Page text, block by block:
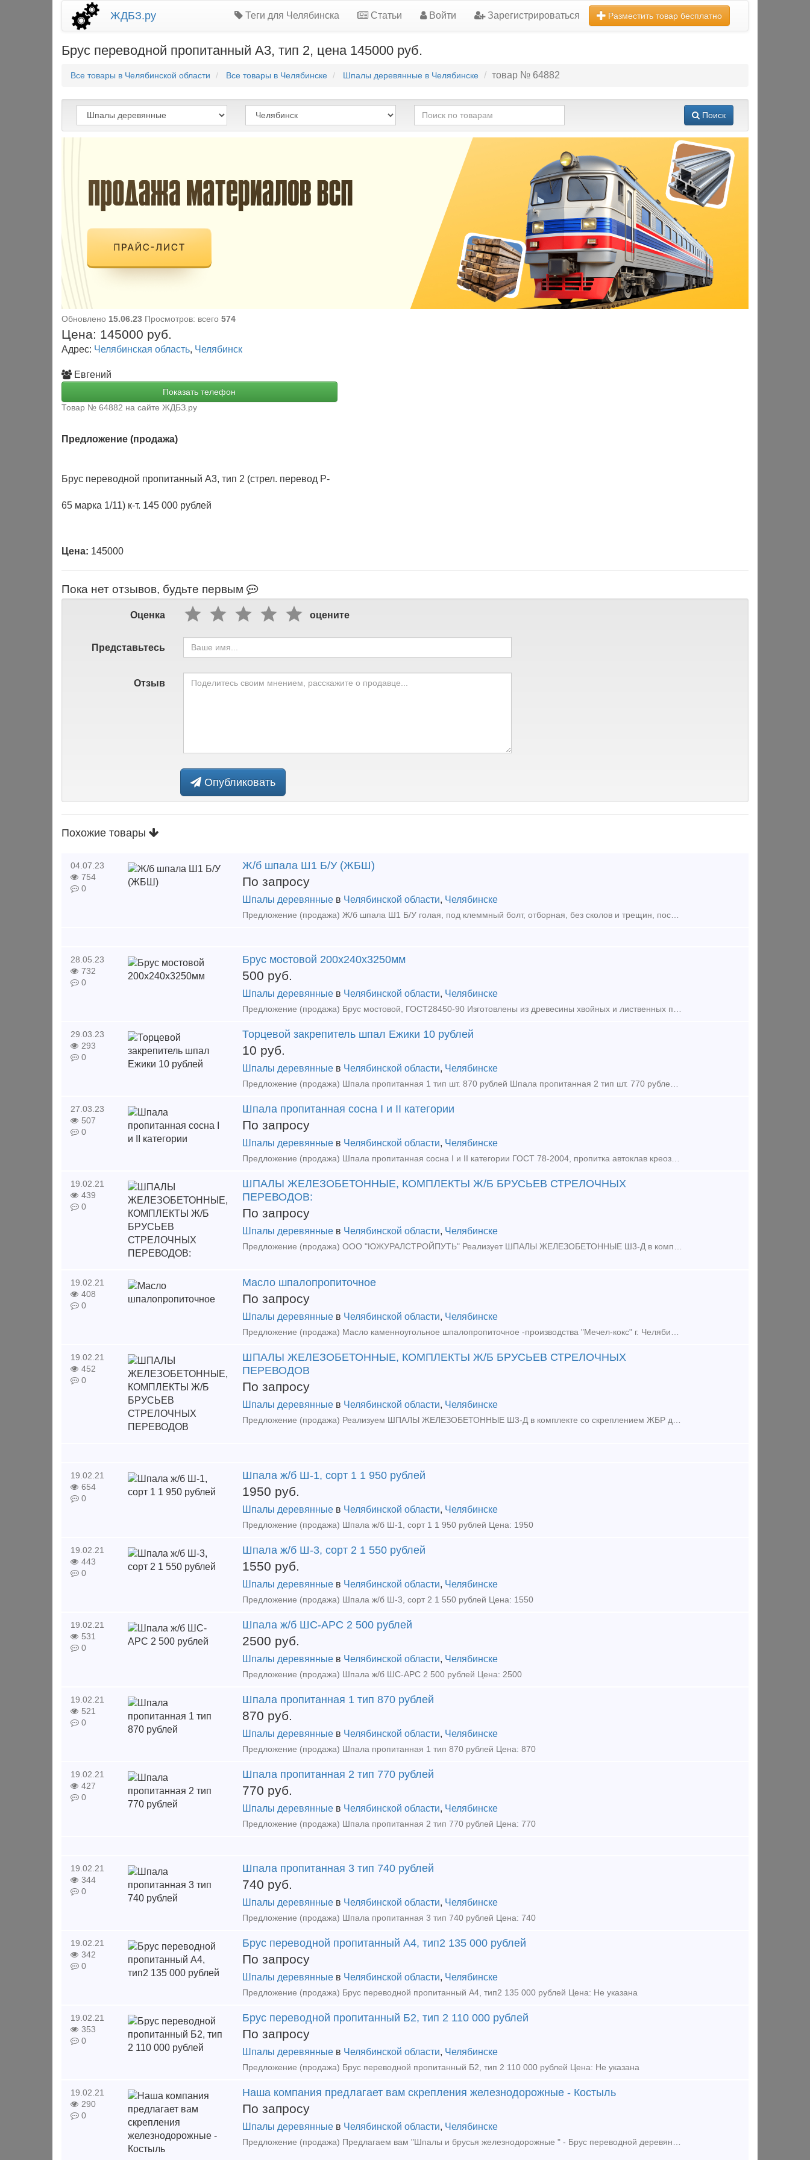
ЖДБЗ.ру Теги для Челябинска Статьи Войти Зарегистрироваться Разместить товар бесплатно
Брус переводной пропитанный А3, тип 2, цена 145000 руб.
Все товары в Челябинской области Все товары в Челябинске Шпалы деревянные в Челябинске товар № 64882
Поиск
Обновлено 15.06.23 Просмотров: всего 574
Цена: 145000 руб.
Адрес: Челябинская область, Челябинск
Евгений
Показать телефон
Товар № 64882 на сайте ЖДБЗ.ру
Предложение (продажа)
Цена:
Пока нет отзывов, будьте первым
Оценка оцените
Представьтесь
Отзыв
Опубликовать
Похожие товары
04.07.23
754
0
Ж/б шпала Ш1 Б/У (ЖБШ)
По запросу
Шпалы деревянные в Челябинской области, Челябинске
Предложение (продажа) Ж/б шпала Ш1 Б/У голая, под клеммный болт, отборная, без сколов и трещин, посадочное место не разбито, состояние - отличное. Цена 400-425 руб/
28.05.23
732
0
Брус мостовой 200х240х3250мм
500 руб.
Шпалы деревянные в Челябинской области, Челябинске
Предложение (продажа) Брус мостовой, ГОСТ28450-90 Изготовлены из древесины хвойных и лиственных пород, пропитанные масляным антисептиком. Размеры 200х240х3250мм. Допус
29.03.23
293
0
Торцевой закрепитель шпал Ежики 10 рублей
10 руб.
Шпалы деревянные в Челябинской области, Челябинске
Предложение (продажа) Шпала пропитанная 1 тип шт. 870 рублей Шпала пропитанная 2 тип шт. 770 рублей Брус переводной пропитанный А3, тип 2 (стрел. перевод
27.03.23
507
0
Шпала пропитанная сосна I и II категории
По запросу
Шпалы деревянные в Челябинской области, Челябинске
Предложение (продажа) Шпала пропитанная сосна I и II категории ГОСТ 78-2004, пропитка автоклав креозот ГОСТ 20022.5-93, ёж торцевой закрепитель ГОСТ 19904-90. Цена - 1
19.02.21
439
0
ШПАЛЫ ЖЕЛЕЗОБЕТОННЫЕ, КОМПЛЕКТЫ Ж/Б БРУСЬЕВ СТРЕЛОЧНЫХ
ПЕРЕВОДОВ:
По запросу
Шпалы деревянные в Челябинской области, Челябинске
Предложение (продажа) ООО "ЮЖУРАЛСТРОЙПУТЬ" Реализует ШПАЛЫ ЖЕЛЕЗОБЕТОННЫЕ Ш3-Д в комплекте со скреплением ЖБР для строительства подъездных путей.
19.02.21
408
0
Масло шпалопропиточное
По запросу
Шпалы деревянные в Челябинской области, Челябинске
Предложение (продажа) Масло каменноугольное шпалопропиточное -производства "Мечел-кокс" г. Челябинск. Отгрузка со склада завода-производителя. Стоимость прод
19.02.21
452
0
ШПАЛЫ ЖЕЛЕЗОБЕТОННЫЕ, КОМПЛЕКТЫ Ж/Б БРУСЬЕВ СТРЕЛОЧНЫХ
ПЕРЕВОДОВ
По запросу
Шпалы деревянные в Челябинской области, Челябинске
Предложение (продажа) Реализуем ШПАЛЫ ЖЕЛЕЗОБЕТОННЫЕ Ш3-Д в комплекте со скреплением ЖБР для строительства ж/д полотна, и подъездных путей. Комплекты железобетон
19.02.21
654
0
Шпала ж/б Ш-1, сорт 1 1 950 рублей
1950 руб.
Шпалы деревянные в Челябинской области, Челябинске
Предложение (продажа) Шпала ж/б Ш-1, сорт 1 1 950 рублей Цена: 1950
19.02.21
443
0
Шпала ж/б Ш-3, сорт 2 1 550 рублей
1550 руб.
Шпалы деревянные в Челябинской области, Челябинске
Предложение (продажа) Шпала ж/б Ш-3, сорт 2 1 550 рублей Цена: 1550
19.02.21
531
0
Шпала ж/б ШС-АРС 2 500 рублей
2500 руб.
Шпалы деревянные в Челябинской области, Челябинске
Предложение (продажа) Шпала ж/б ШС-АРС 2 500 рублей Цена: 2500
19.02.21
521
0
Шпала пропитанная 1 тип 870 рублей
870 руб.
Шпалы деревянные в Челябинской области, Челябинске
Предложение (продажа) Шпала пропитанная 1 тип 870 рублей Цена: 870
19.02.21
427
0
Шпала пропитанная 2 тип 770 рублей
770 руб.
Шпалы деревянные в Челябинской области, Челябинске
Предложение (продажа) Шпала пропитанная 2 тип 770 рублей Цена: 770
19.02.21
344
0
Шпала пропитанная 3 тип 740 рублей
740 руб.
Шпалы деревянные в Челябинской области, Челябинске
Предложение (продажа) Шпала пропитанная 3 тип 740 рублей Цена: 740
19.02.21
342
0
Брус переводной пропитанный А4, тип2 135 000 рублей
По запросу
Шпалы деревянные в Челябинской области, Челябинске
Предложение (продажа) Брус переводной пропитанный А4, тип2 135 000 рублей Цена: Не указана
19.02.21
353
0
Брус переводной пропитанный Б2, тип 2 110 000 рублей
По запросу
Шпалы деревянные в Челябинской области, Челябинске
Предложение (продажа) Брус переводной пропитанный Б2, тип 2 110 000 рублей Цена: Не указана
19.02.21
290
0
Наша компания предлагает вам скрепления железнодорожные - Костыль
По запросу
Шпалы деревянные в Челябинской области, Челябинске
Предложение (продажа) Предлагаем вам "Шпалы и брусья железнодорожные " - Брус переводной деревянный Б-2 - Брус железобетонный 1/11 - Брус железобетонны